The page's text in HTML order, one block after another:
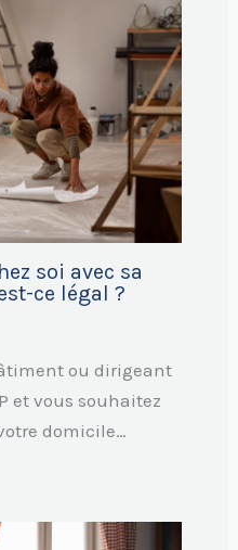
soi avec sa
ce légal ?
ou dirigeant
et vous souhaitez
domicile…